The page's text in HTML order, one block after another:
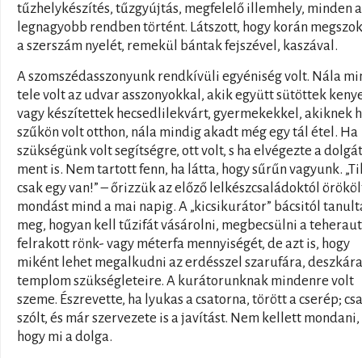
tűzhelykészítés, tűzgyújtás, megfelelő illemhely, minden a
legnagyobb rendben történt. Látszott, hogy korán
a szerszám nyelét, remekül bántak fejszével, kaszával.
A szomszédasszonyunk rendkívüli egyéniség volt. Nála
tele volt az udvar asszonyokkal, akik együtt sütöttek
vagy készítettek hecsedlilekvárt, gyermekekkel, akiknek
szűkön volt otthon, nála mindig akadt még egy tál étel. Ha
szükségünk volt segítségre, ott volt, s ha elvégezte a
ment is. Nem tartott fenn, ha látta, hogy sűrűn vagyunk.
csak egy van!” – őrizzük az előző lelkészcsaládoktól
mondást mind a mai napig. A „kicsikurátor” bácsitól
meg, hogyan kell tűzifát vásárolni, megbecsülni a
felrakott rönk- vagy méterfa mennyiségét, de azt is, hogy
miként lehet megalkudni az erdésszel szarufára,
templom szükségleteire. A kurátorunknak mindenre volt
szeme. Észrevette, ha lyukas a csatorna, törött a cserép;
szólt, és már szervezete is a javítást. Nem kellett mondani,
hogy mi a dolga.